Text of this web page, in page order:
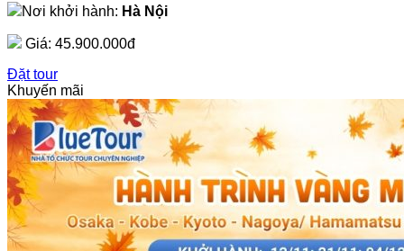
Nơi khởi hành: Hà Nội
Giá: 45.900.000đ
Đặt tour
Khuyến mãi